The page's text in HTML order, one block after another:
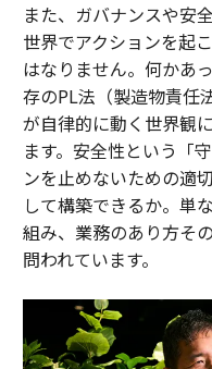
また、ガバナンスや安
世界でアクションを起
はなりません。何かあ
存のPL法（製造物責任
が自律的に動く世界観
ます。安全性という「
ンを止めないための適
して構築できるか。単
組み、業務のあり方そ
問われています。